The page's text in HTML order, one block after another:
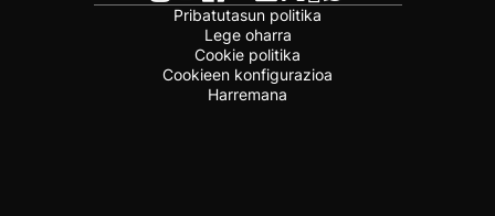
Pribatutasun politika
Lege oharra
Cookie politika
Cookieen konfigurazioa
Harremana